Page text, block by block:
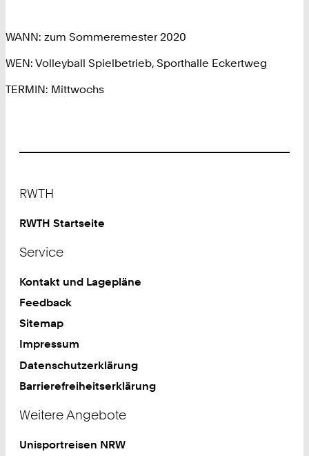
1
8
2
WANN: zum Sommeremester 2020
WEN: Volleyball Spielbetrieb, Sporthalle Eckertweg
TERMIN: Mittwochs
RWTH
RWTH Startseite
Service
Kontakt und Lagepläne
Feedback
Sitemap
Impressum
Datenschutzerklärung
Barrierefreiheitserklärung
Weitere Angebote
Unisportreisen NRW